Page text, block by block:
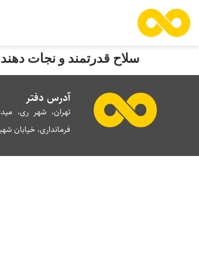
سلاح قدرتمند و نجات
آدرس دفتر
تهران، شهر ری،
فرمانداری، خیابان